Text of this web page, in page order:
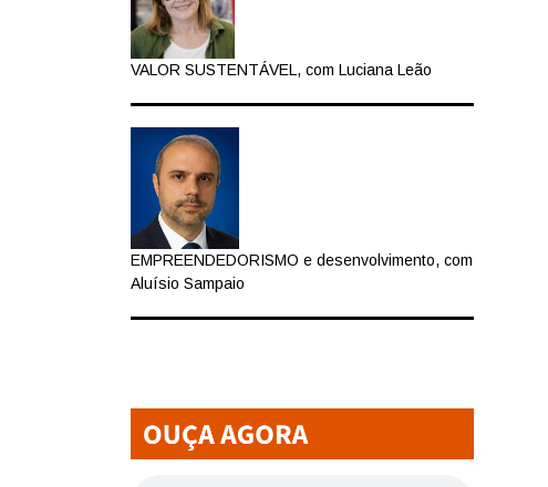
VALOR SUSTENTÁVEL, com Luciana Leão
EMPREENDEDORISMO e desenvolvimento, com
Aluísio Sampaio